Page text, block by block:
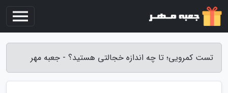
تست کمرویی؛ تا چه اندازه خجالتی هستید؟ - جعبه مهر